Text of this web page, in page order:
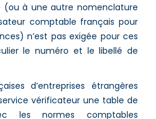
(ou à une autre nomenclature
comptable français pour
n’est pas exigée pour ces
le numéro et le libellé de
d’entreprises étrangères
vérificateur une table de
les normes comptables